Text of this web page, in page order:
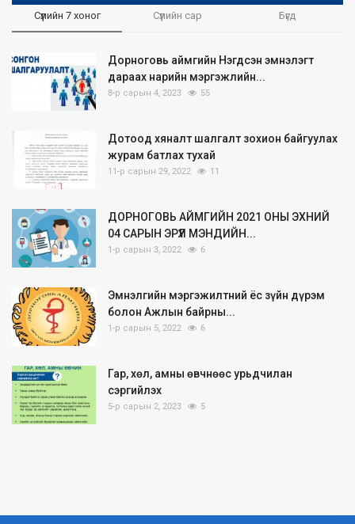
Сүүлийн 7 хоног Сүүлийн сар Бүгд
Дорноговь аймгийн Нэгдсэн эмнэлэгт
дараах нарийн мэргэжлийн...
8-р сарын 4, 2023 55
Дотоод хяналт шалгалт зохион байгуулах
журам батлах тухай
11-р сарын 29, 2022 11
ДОРНОГОВЬ АЙМГИЙН 2021 ОНЫ ЭХНИЙ
04 САРЫН ЭРҮҮЛ МЭНДИЙН...
1-р сарын 3, 2022 6
Эмнэлгийн мэргэжилтний ёс зүйн дүрэм
болон Ажлын байрны...
1-р сарын 5, 2022 6
Гар, хөл, амны өвчнөөс урьдчилан
сэргийлэх
5-р сарын 2, 2023 5